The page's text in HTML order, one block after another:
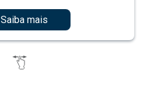
Saiba mais